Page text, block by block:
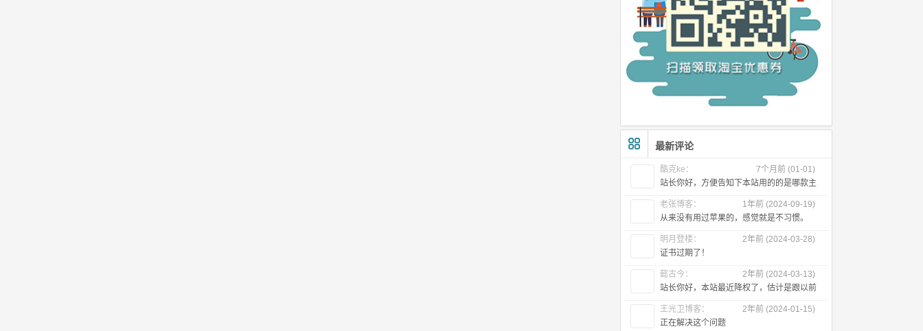
最新评论
酷克ke：
7个月前 (01-01)
站长你好，方便告知下本站用的的是哪款主
老张博客：
1年前 (2024-09-19)
从来没有用过苹果的，感觉就是不习惯。
明月登楼：
2年前 (2024-03-28)
证书过期了！
懿古今：
2年前 (2024-03-13)
站长你好，本站最近降权了，估计是跟以前
王光卫博客：
2年前 (2024-01-15)
正在解决这个问题